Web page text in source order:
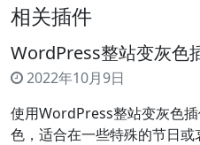
相关插件
WordPress整站变灰色
2022年10月9日
使用WordPress整站变灰色
色，适合在一些特殊的节日或